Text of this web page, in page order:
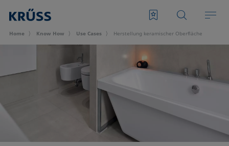
Home Know How Use Cases Herstellung keramischer Oberflächen